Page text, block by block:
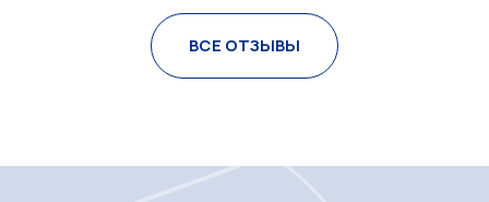
прошел отлично.
Понравилось:
ВСЕ ОТЗЫВЫ